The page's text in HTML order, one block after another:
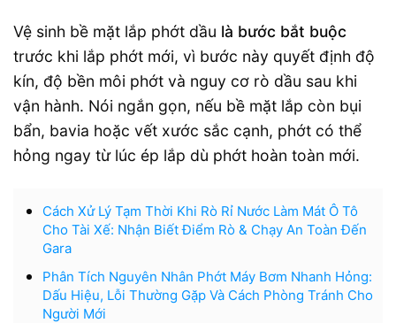
Vệ sinh bề mặt lắp phớt dầu là bước bắt buộc
trước khi lắp phớt mới, vì bước này quyết định độ
kín, độ bền môi phớt và nguy cơ rò dầu sau khi
vận hành. Nói ngắn gọn, nếu bề mặt lắp còn bụi
bẩn, bavia hoặc vết xước sắc cạnh, phớt có thể
hỏng ngay từ lúc ép lắp dù phớt hoàn toàn mới.
Cách Xử Lý Tạm Thời Khi Rò Rỉ Nước Làm Mát Ô Tô
Cho Tài Xế: Nhận Biết Điểm Rò & Chạy An Toàn Đến
Gara
Phân Tích Nguyên Nhân Phớt Máy Bơm Nhanh Hỏng:
Dấu Hiệu, Lỗi Thường Gặp Và Cách Phòng Tránh Cho
Người Mới